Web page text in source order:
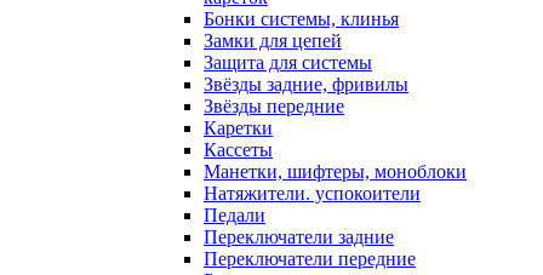
Бонки системы, клинья
Замки для цепей
Защита для системы
Звёзды задние, фривилы
Звёзды передние
Каретки
Кассеты
Манетки, шифтеры, моноблоки
Натяжители. успокоители
Педали
Переключатели задние
Переключатели передние